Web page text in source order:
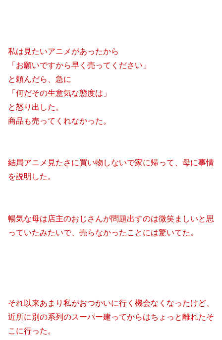
私は見たいアニメがあったから
「お願いですから早く売ってください」
と頼んだら、急に
「何だその生意気な態度は」
と怒り出した。
商品も売ってくれなかった。
結局アニメ見たさに買い物しないで家に帰って、母に事情
を説明した。
暢気な母は店主のおじさんが問題出すのは微笑ましいと思
っていたみたいで、売らなかったことには驚いてた。
それ以来あまり私がおつかいに行く機会なくなったけど、
近所に別の系列のスーパー建ってからはちょっと離れたそ
こに行った。